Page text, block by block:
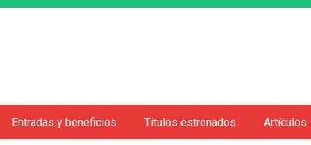
Entradas y beneficios Títulos estrenados Artículos